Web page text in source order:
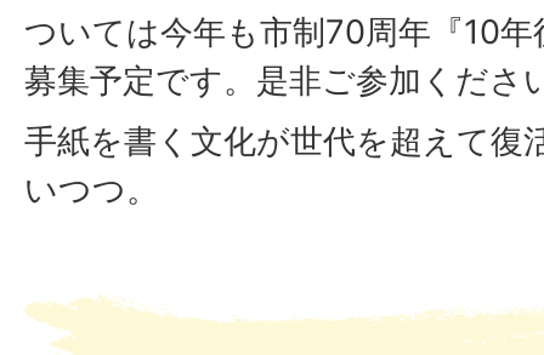
ついては今年も市制70周年『10
募集予定です。是非ご参加くださ
手紙を書く文化が世代を超えて復
いつつ。